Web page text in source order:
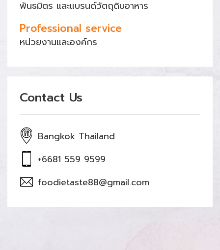
พันธมิตร และแบรนด์วัตถุดิบอาหาร
Professional service
หน่วยงานและองค์กร
Contact Us
Bangkok Thailand
+6681 559 9599
foodietaste88@gmail.com